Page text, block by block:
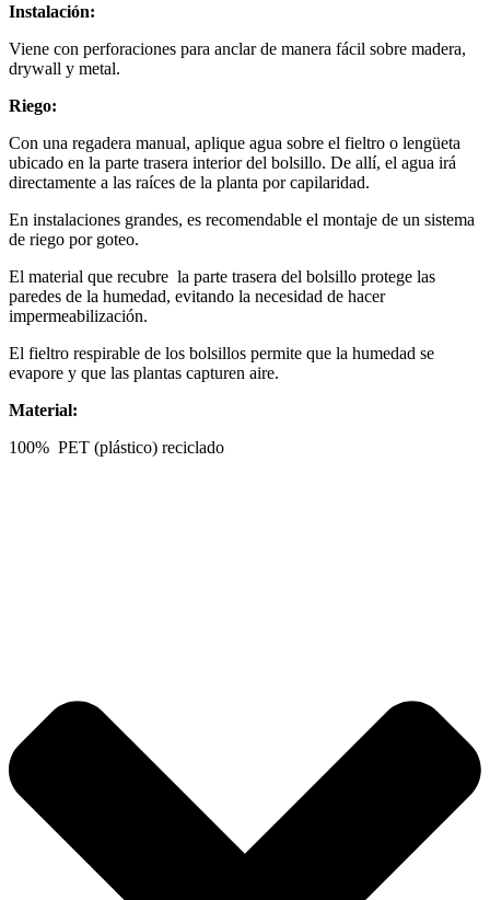
Instalación:
Viene con perforaciones para anclar de manera fácil sobre madera,
drywall y metal.
Riego:
Con una regadera manual, aplique agua sobre el fieltro o lengüeta
ubicado en la parte trasera interior del bolsillo. De allí, el agua irá
directamente a las raíces de la planta por capilaridad.
En instalaciones grandes, es recomendable el montaje de un sistema
de riego por goteo.
El material que recubre la parte trasera del bolsillo protege las
paredes de la humedad, evitando la necesidad de hacer
impermeabilización.
El fieltro respirable de los bolsillos permite que la humedad se
evapore y que las plantas capturen aire.
Material:
100% PET (plástico) reciclado